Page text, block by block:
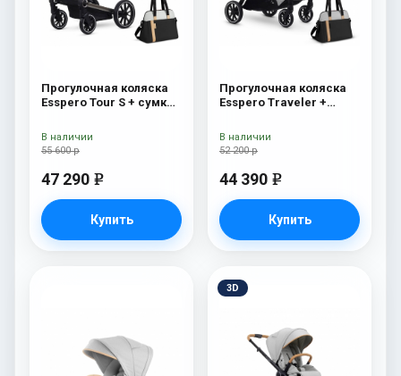
Прогулочная коляска
Esspero Tour S + сумка
55 600 р
47 290 e
Купить
В наличии
Прогулочная коляска
Esspero Traveler +
52 200 р
44 390 e
Купить
В наличии
3D